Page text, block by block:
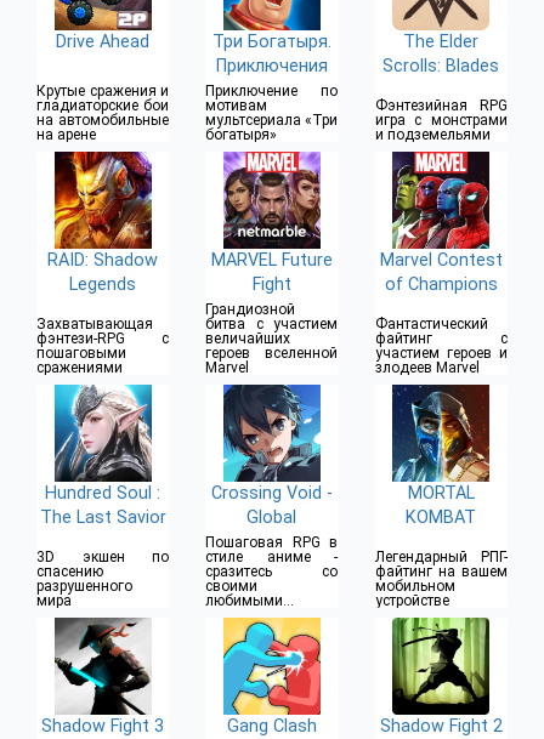
Drive Ahead
Крутые сражения и
гладиаторские бои
на автомобильные
на арене
Три Богатыря.
Приключения
Приключение по
мотивам
мультсериала «Три
богатыря»
The Elder
Scrolls: Blades
Фэнтезийная RPG
игра с монстрами
и подземельями
RAID: Shadow
Legends
Захватывающая
фэнтези-RPG с
пошаговыми
сражениями
MARVEL Future
Fight
Грандиозной
битва с участием
величайших
героев вселенной
Marvel
Marvel Contest
of Champions
Фантастический
файтинг с
участием героев и
злодеев Marvel
Hundred Soul :
The Last Savior
3D экшен по
спасению
разрушенного
мира
Crossing Void -
Global
Пошаговая RPG в
стиле аниме -
сразитесь со
своими
любимыми
персонажам
MORTAL
KOMBAT
Легендарный РПГ-
файтинг на вашем
мобильном
устройстве
Shadow Fight 3 Gang Clash Shadow Fight 2